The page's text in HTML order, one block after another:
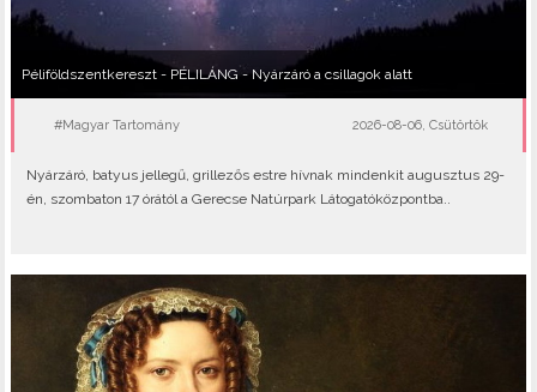
Péliföldszentkereszt - PÉLILÁNG - Nyárzáró a csillagok alatt
#Magyar Tartomány 2026-08-06, Csütörtök
Nyárzáró, batyus jellegű, grillezős estre hívnak mindenkit augusztus 29-
én, szombaton 17 órától a Gerecse Natúrpark Látogatóközpontba..